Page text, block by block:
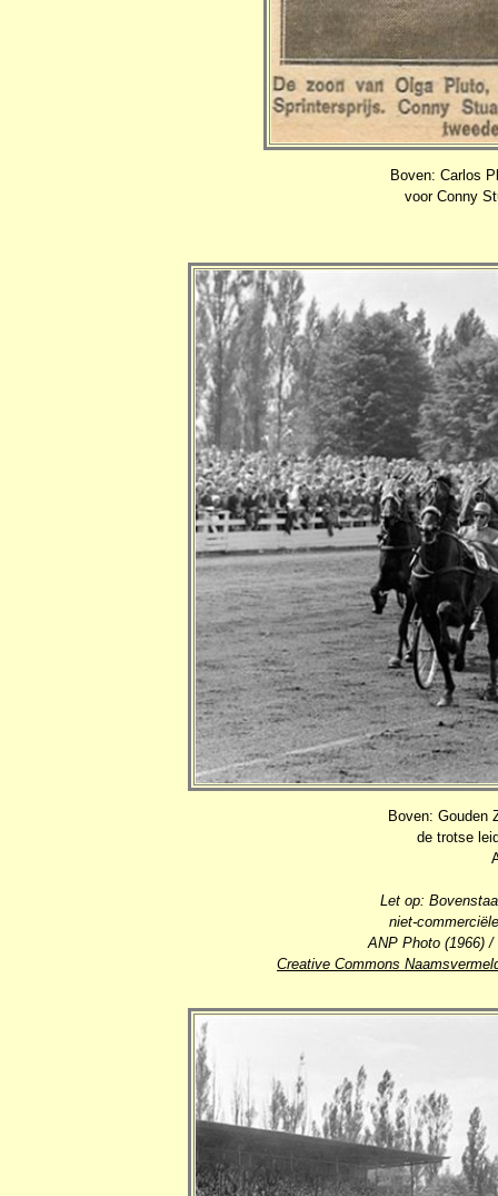
Boven: Carlos
voor Conny
Boven: Gouden
de trotse
Let op:
niet-
ANP Photo (1966)
Creative Commons